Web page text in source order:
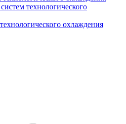
технологического
охлаждения